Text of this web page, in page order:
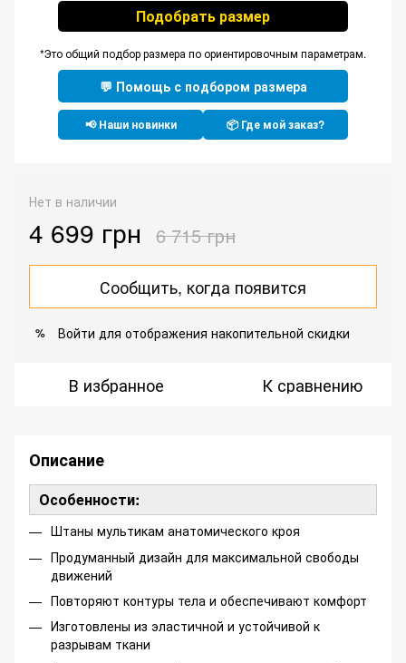
Подобрать размер
*Это общий подбор размера по ориентировочным параметрам.
💬 Помощь с подбором размера
📢 Наши новинки 📦 Где мой заказ?
Нет в наличии
4 699 грн 6 715 грн
Сообщить, когда появится
% Войти для отображения накопительной скидки
В избранное К сравнению
Описание
Особенности:
Штаны мультикам анатомического кроя
Продуманный дизайн для максимальной свободы
движений
Повторяют контуры тела и обеспечивают комфорт
Изготовлены из эластичной и устойчивой к
разрывам ткани